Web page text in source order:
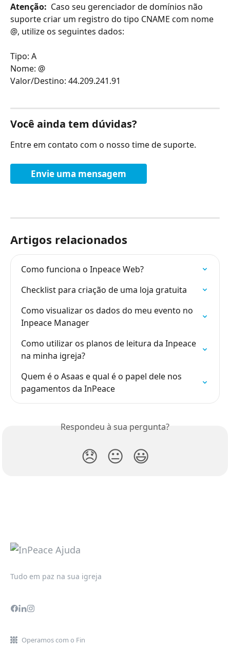
Atenção:
  Caso seu gerenciador de domínios não
suporte criar um registro do tipo CNAME com nome
@, utilize os seguintes dados:
Tipo: A
Nome: @
Valor/Destino: 44.209.241.91
Você ainda tem dúvidas?
Entre em contato com o nosso time de suporte.
Envie uma mensagem
Artigos relacionados
Como funciona o Inpeace Web?
Checklist para criação de uma loja gratuita
Como visualizar os dados do meu evento no
Inpeace Manager
Como utilizar os planos de leitura da Inpeace
na minha igreja?
Quem é o Asaas e qual é o papel dele nos
pagamentos da InPeace
Respondeu à sua pergunta?
😞 😐 😃
Tudo em paz na sua igreja
Operamos com o Fin